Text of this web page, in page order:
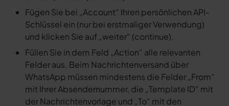
Fügen Sie bei „Account“ Ihren persönlichen API-
Schlüssel ein (nur bei erstmaliger Verwendung)
und klicken Sie auf „weiter“ (continue).
Füllen Sie in dem Feld „Action“ alle relevanten
Felder aus. Beim Nachrichtenversand über
WhatsApp müssen mindestens die Felder „From“
mit Ihrer Absendernummer, die „Template ID“ mit
der Nachrichtenvorlage und „To“ mit den